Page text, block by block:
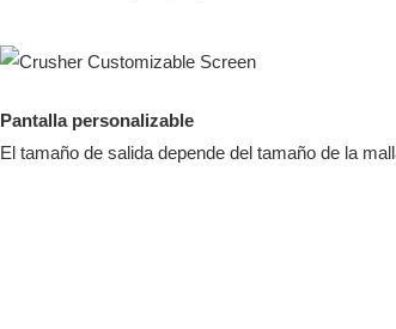
Pantalla personalizable
El tamaño de salida depende del tamaño de la